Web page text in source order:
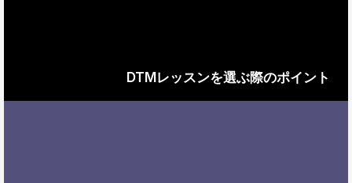
DTMレッスンを選ぶ際のポイント